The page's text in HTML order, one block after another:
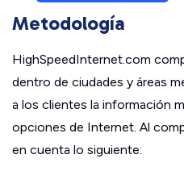
Metodología
HighSpeedInternet.com
dentro de ciudades y áreas
a los clientes la información
opciones de Internet. Al
en cuenta lo siguiente: